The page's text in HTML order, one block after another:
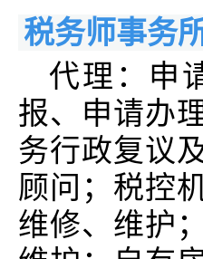
税务师事务
代理：申
报、申请办
务行政复议
顾问；税控
维修、维护